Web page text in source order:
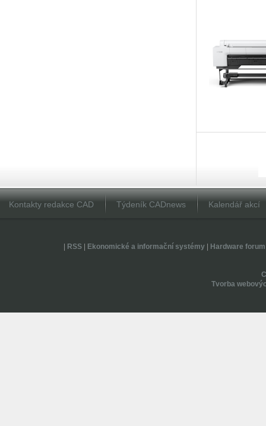
Kontakty redakce CAD Týdeník CADnews Kalendář akcí
RSS| Ekonomické a informační systémy| Hardware forum
Tvorba